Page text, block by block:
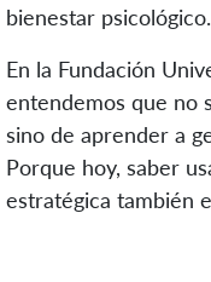
bienestar psicológico.
En la Fundación
entendemos que no
sino de aprender a
Porque hoy, saber
estratégica también